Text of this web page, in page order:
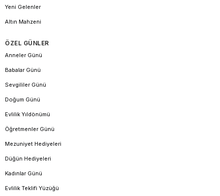
Yeni Gelenler
Altın Mahzeni
ÖZEL GÜNLER
Anneler Günü
Babalar Günü
Sevgililer Günü
Doğum Günü
Evlilik Yıldönümü
Öğretmenler Günü
Mezuniyet Hediyeleri
Düğün Hediyeleri
Kadınlar Günü
Evlilik Teklifi Yüzüğü